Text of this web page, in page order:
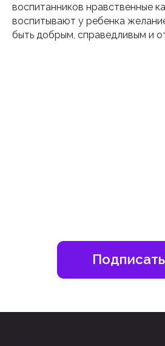
воспитанников нравственные
воспитывают у ребенка
быть добрым, справедливым и
Подпишитесь на
инстаграм